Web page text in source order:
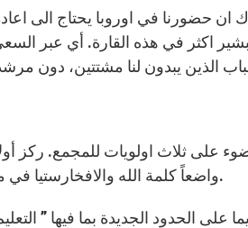
في اوروبا يحتاج الى اعادة
اكثر في هذه القارة. أي عبر
على ثلاث اولويات للمجمع. ركز
واضعاً كلمة الله والافخارستيا في محور حياة السالسيين.
على الحدود الجديدة بما فيها ”